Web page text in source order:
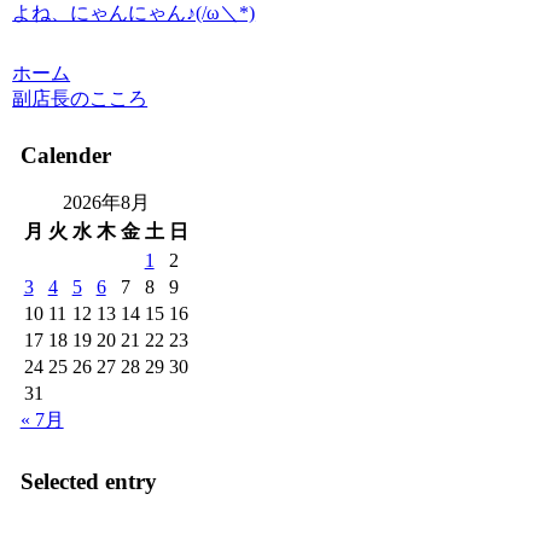
よね、にゃんにゃん♪(/ω＼*)
ホーム
副店長のこころ
Calender
2026年8月
月 火 水 木 金 土 日
1
2
3
4 5 6 7 8
9
10 11 12 13 14 15 16
17 18 19 20 21 22 23
24 25 26 27 28 29 30
31
« 7月
Selected entry